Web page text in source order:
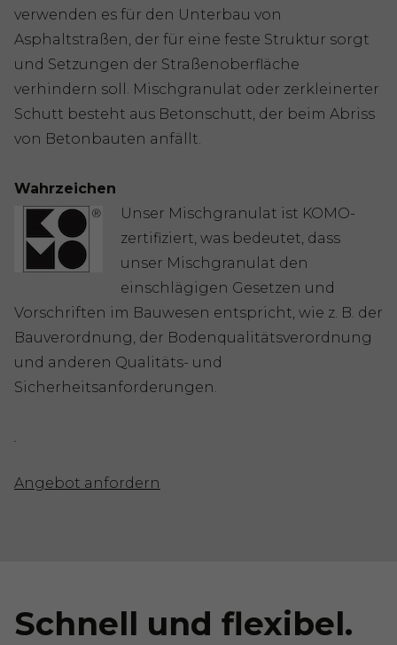
verwenden es für den Unterbau von
Asphaltstraßen, der für eine feste Struktur sorgt
und Setzungen der Straßenoberfläche
verhindern soll. Mischgranulat oder zerkleinerter
Schutt besteht aus Betonschutt, der beim Abriss
von Betonbauten anfällt.
Wahrzeichen
Unser Mischgranulat ist KOMO-
zertifiziert, was bedeutet, dass
unser Mischgranulat den
einschlägigen Gesetzen und
Vorschriften im Bauwesen entspricht, wie z. B. der
Bauverordnung, der Bodenqualitätsverordnung
und anderen Qualitäts- und
Sicherheitsanforderungen.
.
Angebot anfordern
Schnell und flexibel.